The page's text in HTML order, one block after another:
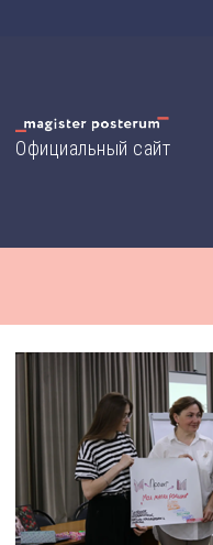
Официальный сайт
Найти: